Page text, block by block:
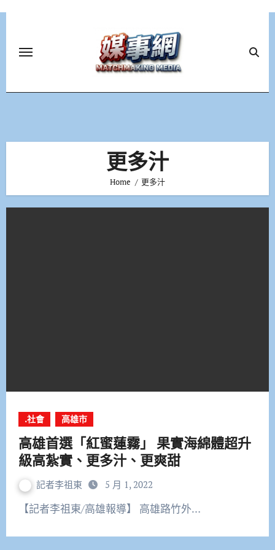
更多汁
Home 更多汁
.社會 高雄市
高雄首選「紅蜜蓮霧」 果實海綿體超升
級高紮實、更多汁、更爽甜
記者李祖東 5 月 1, 2022
【記者李祖東/高雄報導】 高雄路竹外…